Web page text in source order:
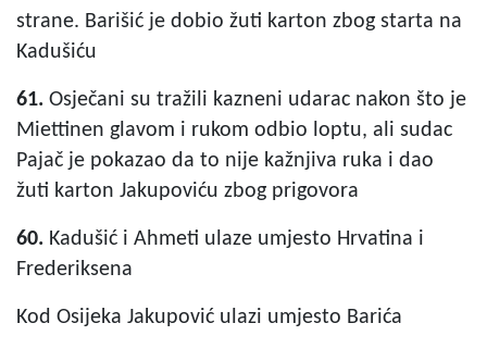
strane. Barišić je dobio žuti karton zbog starta na
Kadušiću
61. Osječani su tražili kazneni udarac nakon što je
Miettinen glavom i rukom odbio loptu, ali sudac
Pajač je pokazao da to nije kažnjiva ruka i dao
žuti karton Jakupoviću zbog prigovora
60. Kadušić i Ahmeti ulaze umjesto Hrvatina i
Frederiksena
Kod Osijeka Jakupović ulazi umjesto Barića